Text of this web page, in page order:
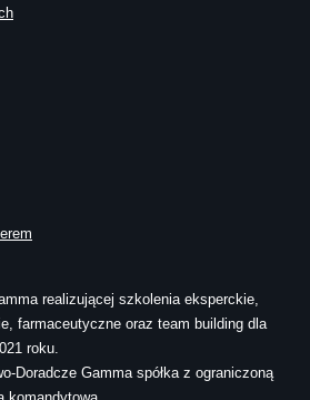
realizującej szkolenia eksperckie,
farmaceutyczne oraz team building dla
roku.
Doradcze Gamma spółka z ograniczoną